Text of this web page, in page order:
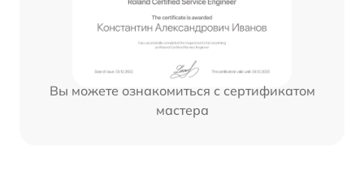
Вы можете ознакомиться с сертификатом
мастера